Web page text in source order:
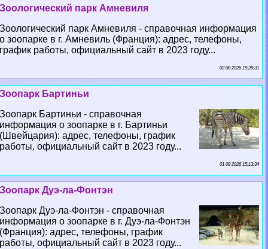
Зоологический парк Амневиля
Зоологический парк Амневиля - справочная информация
о зоопарке в г. Амневиль (Франция): адрес, телефоны,
график работы, официальный сайт в 2023 году...
02 08 2026 19:28:31
Зоопарк Бартиньи
Зоопарк Бартиньи - справочная
информация о зоопарке в г. Бартиньи
(Швейцария): адрес, телефоны, график
работы, официальный сайт в 2023 году...
01 08 2026 15:13:34
Зоопарк Дуэ-ла-Фонтэн
Зоопарк Дуэ-ла-Фонтэн - справочная
информация о зоопарке в г. Дуэ-ла-Фонтэн
(Франция): адрес, телефоны, график
работы, официальный сайт в 2023 году...